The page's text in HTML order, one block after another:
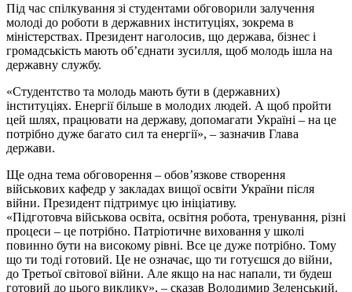
Під час спілкування зі студентами обговорили залучення
молоді до роботи в державних інституціях, зокрема в
міністерствах. Президент наголосив, що держава, бізнес і
громадськість мають об’єднати зусилля, щоб молодь ішла на
державну службу.
«Студентство та молодь мають бути в (державних)
інституціях. Енергії більше в молодих людей. А щоб пройти
цей шлях, працювати на державу, допомагати Україні – на це
потрібно дуже багато сил та енергії», – зазначив Глава
держави.
Ще одна тема обговорення – обов’язкове створення
військових кафедр у закладах вищої освіти України після
війни. Президент підтримує цю ініціативу.
«Підготовча військова освіта, освітня робота, тренування, різні
процеси – це потрібно. Патріотичне виховання у школі
повинно бути на високому рівні. Все це дуже потрібно. Тому
що ти тоді готовий. Це не означає, що ти готуєшся до війни,
до Третьої світової війни. Але якщо на нас напали, ти будеш
готовий до цього виклику», – сказав Володимир Зеленський.